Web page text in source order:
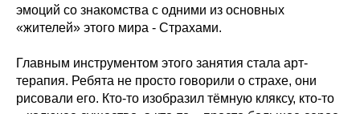
эмоций со знакомства с одними из основных
«жителей» этого мира - Страхами.
Главным инструментом этого занятия стала арт-
терапия. Ребята не просто говорили о страхе, они
рисовали его. Кто-то изобразил тёмную кляксу, кто-то